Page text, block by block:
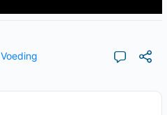
Voeding